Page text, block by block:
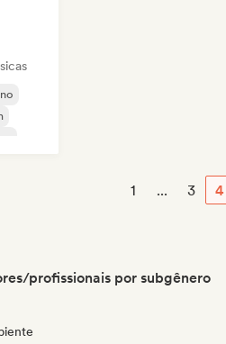
1 ... 3 4
profissionais por subgênero